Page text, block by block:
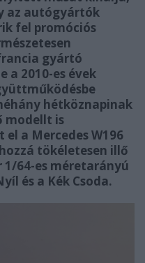
az autógyártók
fel promóciós
gyártó
a 2010-es évek
hétköznapinak
modellt is
a Mercedes W196
tökéletesen illő
1/64-es méretarányú
és a Kék Csoda.